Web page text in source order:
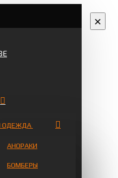
ОДЕЖДА
АНОРАКИ
БОМБЕРЫ
×